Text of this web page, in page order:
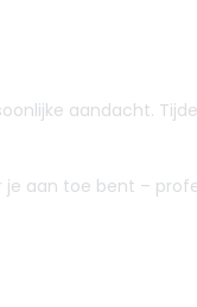
aandacht.
aan toe bent –